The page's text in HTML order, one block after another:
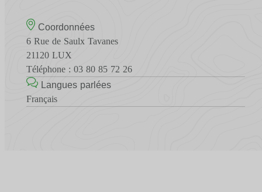
Coordonnées
6 Rue de Saulx Tavanes
21120 LUX
Téléphone : 03 80 85 72 26
Langues parlées
Français